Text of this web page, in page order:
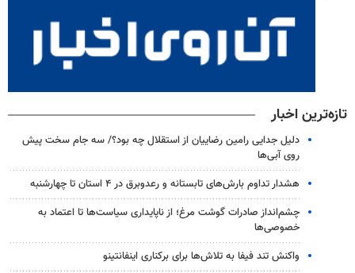
تازه‌ترین اخبار
دلیل جدایی رامین رضاییان از استقلال چه بود؟/ سه جام سخت پیش
روی آبی‌ها
هشدار تداوم بارش‌های تابستانه و رعدوبرق در ۴ استان تا چهارشنبه
چشم‌انداز صادرات گوشت مرغ؛ از ناپایداری سیاست‌ها تا اعتماد به
خصوصی‌ها
واکنش تند فیفا به تلاش‌ها برای برکناری اینفانتینو